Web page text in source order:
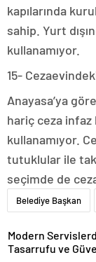
kapılarında
sahip. Yurt
kullanamıyor.
15-
Anayasa’ya
hariç ceza
kullanamıyor.
tutuklular ile
seçimde de
Belediye Başkan
Modern
Tasarrufu ve